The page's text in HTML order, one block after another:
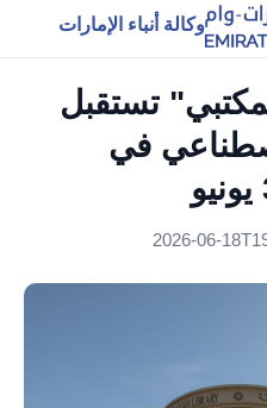
وكالة أنباء الإمارات
تستقبل
في
2026-06-